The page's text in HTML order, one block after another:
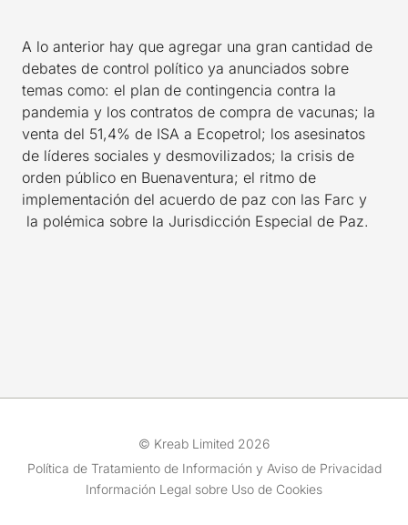
A lo anterior hay que agregar una gran cantidad de
debates de control político ya anunciados sobre
temas como: el plan de contingencia contra la
pandemia y los contratos de compra de vacunas; la
venta del 51,4% de ISA a Ecopetrol; los asesinatos
de líderes sociales y desmovilizados; la crisis de
orden público en Buenaventura; el ritmo de
implementación del acuerdo de paz con las Farc y
la polémica sobre la Jurisdicción Especial de Paz.
© Kreab Limited 2026
Política de Tratamiento de Información y Aviso de Privacidad
Información Legal sobre Uso de Cookies